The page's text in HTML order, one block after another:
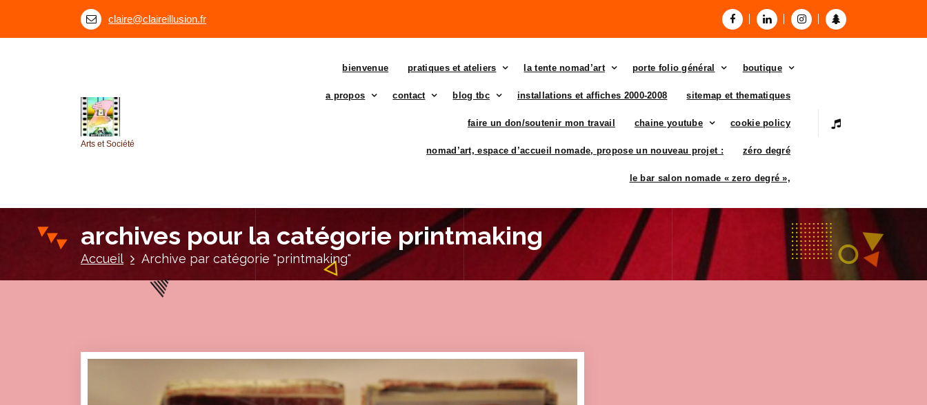
l
n
claire@claireillusion.fr
Arts et Société
bienvenue pratiques et ateliers la tente nomad’art porte folio général boutique
a propos contact blog tbc installations et affiches 2000-2008 sitemap et thematiques
faire un don/soutenir mon travail chaine youtube cookie policy
nomad’art, espace d’accueil nomade, propose un nouveau projet : zéro degré
le bar salon nomade « zero degré »,
archives pour la catégorie printmaking
Accueil Archive par catégorie "printmaking"